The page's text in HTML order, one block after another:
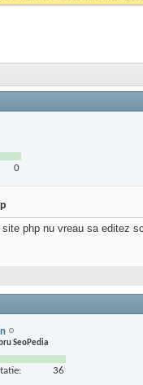
0
php nu vreau sa editez
SeoPedia
36